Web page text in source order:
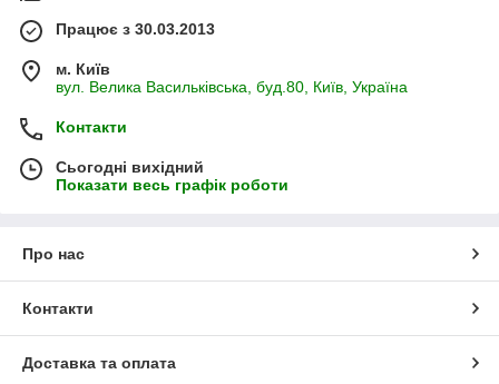
Працює з 30.03.2013
м. Київ
вул. Велика Васильківська, буд.80, Київ, Україна
Контакти
Сьогодні вихідний
Показати весь графік роботи
Про нас
Контакти
Доставка та оплата